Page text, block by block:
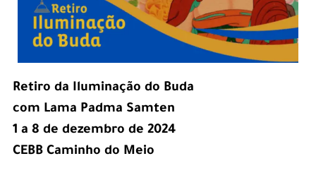
Retiro da Iluminação do Buda
com Lama Padma Samten
1 a 8 de dezembro de 2024
CEBB Caminho do Meio